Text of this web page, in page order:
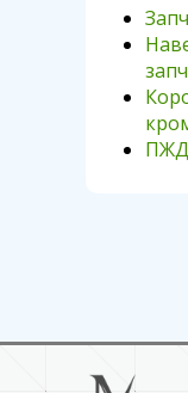
ПЖД